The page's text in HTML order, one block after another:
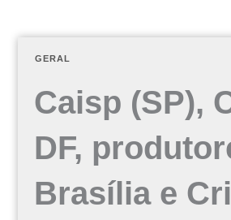
GERAL
Caisp (SP),
DF,
Brasília e